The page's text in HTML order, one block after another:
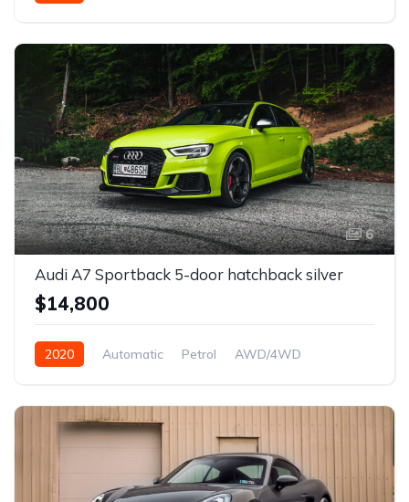
6
Audi A7 Sportback 5-door hatchback silver
$14,800
2020 Automatic Petrol AWD/4WD